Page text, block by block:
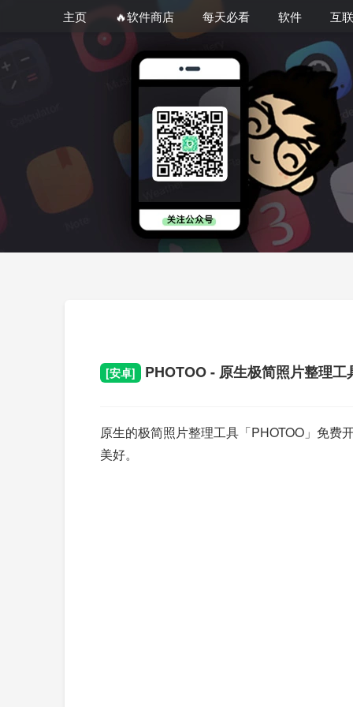
主页 🔥软件商店 每天必看 软件 互
[安卓] PHOTOO - 原生极简照片整理工
原生的极简照片整理工具「PHOTOO」免费
美好。